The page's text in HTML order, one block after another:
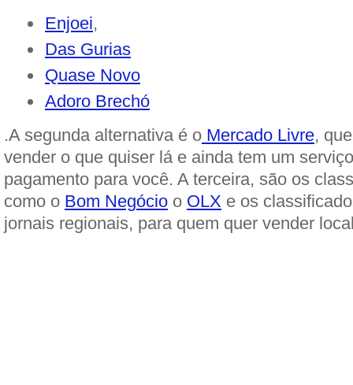
Enjoei,
Das Gurias
Quase Novo
Adoro Brechó
.A segunda alternativa é o Mercado Livre,
vender o que quiser lá e ainda tem um
pagamento para você. A terceira, são os
como o Bom Negócio o OLX e os
jornais regionais, para quem quer vender